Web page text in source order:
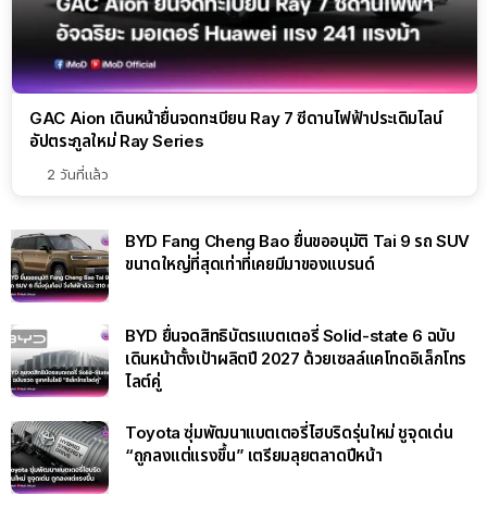
GAC Aion เดินหน้ายื่นจดทะเบียน Ray 7 ซีดานไฟฟ้าประเดิมไลน์
อัปตระกูลใหม่ Ray Series
2 วันที่แล้ว
BYD Fang Cheng Bao ยื่นขออนุมัติ Tai 9 รถ SUV
ขนาดใหญ่ที่สุดเท่าที่เคยมีมาของแบรนด์
BYD ยื่นจดสิทธิบัตรแบตเตอรี่ Solid-state 6 ฉบับ
เดินหน้าตั้งเป้าผลิตปี 2027 ด้วยเซลล์แคโทดอิเล็กโทร
ไลต์คู่
Toyota ซุ่มพัฒนาแบตเตอรี่ไฮบริดรุ่นใหม่ ชูจุดเด่น
“ถูกลงแต่แรงขึ้น” เตรียมลุยตลาดปีหน้า